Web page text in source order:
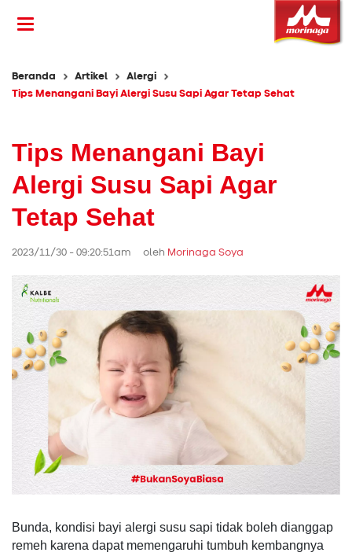
Beranda Artikel
Alergi
Tips Menangani Bayi Alergi Susu Sapi Agar Tetap Sehat
Tips Menangani Bayi
Alergi Susu Sapi Agar
Tetap Sehat
2023/11/30 - 09:20:51am oleh Morinaga Soya
Bunda, kondisi bayi alergi susu sapi tidak boleh dianggap
remeh karena dapat memengaruhi tumbuh kembangnya